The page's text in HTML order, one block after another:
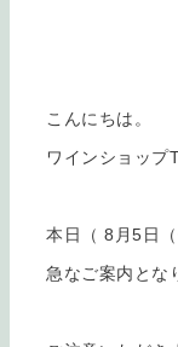
こんにちは。
ワインショップ
本日（ 8月5日
急なご案内とな